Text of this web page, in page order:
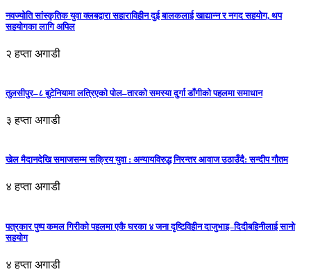
नवज्योति सांस्कृतिक युवा क्लबद्वारा सहाराविहीन दुई बालकलाई खाद्यान्न र नगद सहयोग, थप
सहयोगका लागि अपिल
२ हप्ता अगाडी
तुलसीपुर–८ बुटेनियामा लत्रिएको पोल–तारको समस्या दुर्गा डाँगीको पहलमा समाधान
३ हप्ता अगाडी
खेल मैदानदेखि समाजसम्म सक्रिय युवा : अन्यायविरुद्ध निरन्तर आवाज उठाउँदै: सन्दीप गौतम
४ हप्ता अगाडी
पत्रकार पुष्प कमल गिरीको पहलमा एकै घरका ४ जना दृष्टिविहीन दाजुभाइ–दिदीबहिनीलाई सानो
सहयोग
४ हप्ता अगाडी